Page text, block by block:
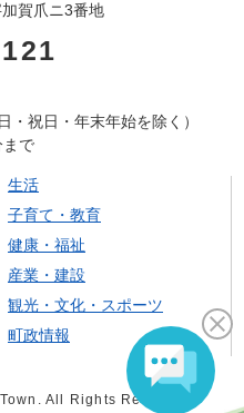
賀爪ニ3番地
・祝日・年末年始を除く）
で
生活
子育て・教育
健康・福祉
産業・建設
観光・文化・スポーツ
町政情報
All Rights Reserved.